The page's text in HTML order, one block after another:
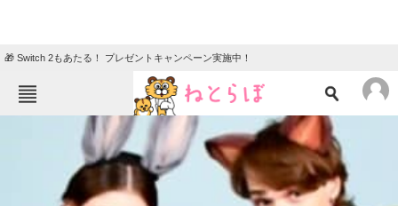
🎁 Switch 2もあたる！ プレゼントキャンペーン実施中！
ねとらぼメニュー
ニュース
クイズ